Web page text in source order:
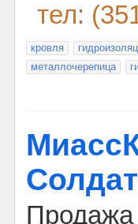
тел:
кровля
металлочерепица